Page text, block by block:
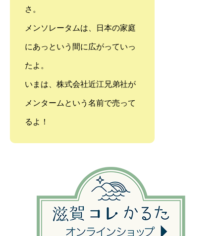
さ。
メンソレータムは、日本の家庭
にあっという間に広がっていっ
たよ。
いまは、株式会社近江兄弟社が
メンタームという名前で売って
るよ！